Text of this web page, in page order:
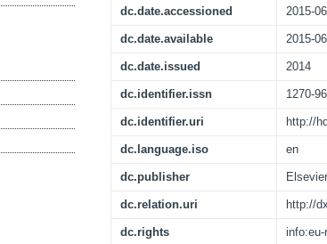
dc.date.accessioned 2015-
dc.date.available 2015-
dc.date.issued 2014
dc.identifier.issn 1270-
dc.identifier.uri http://
dc.language.iso en
dc.publisher
dc.relation.uri http://
dc.rights